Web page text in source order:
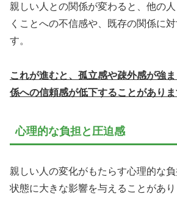
親しい人との関係が変わると、他の
くことへの不信感や、既存の関係に
す。
これが進むと、孤立感や疎外感が強
係への信頼感が低下することがありま
心理的な負担と圧迫感
親しい人の変化がもたらす心理的な
状態に大きな影響を与えることがあり